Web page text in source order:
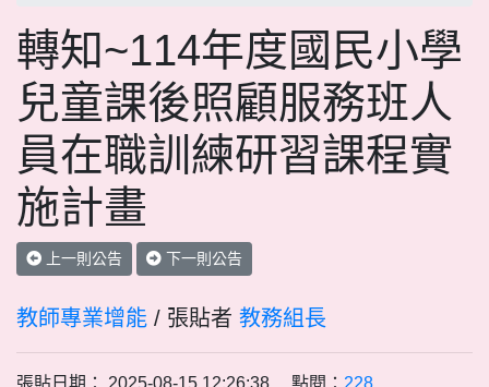
轉知~114年度國民小學
兒童課後照顧服務班人
員在職訓練研習課程實
施計畫
上一則公告 下一則公告
教師專業增能 / 張貼者 教務組長
張貼日期： 2025-08-15 12:26:38 點閱： 228